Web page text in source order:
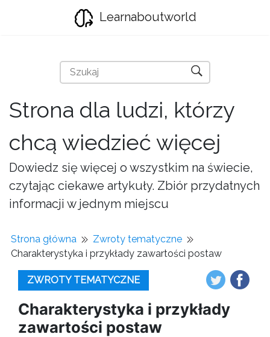
Learnaboutworld
Strona dla ludzi, którzy
chcą wiedzieć więcej
Dowiedz się więcej o wszystkim na świecie,
czytając ciekawe artykuły. Zbiór przydatnych
informacji w jednym miejscu
Strona główna
Zwroty tematyczne
Charakterystyka i przykłady zawartości postaw
ZWROTY TEMATYCZNE
Charakterystyka i przykłady
zawartości postaw